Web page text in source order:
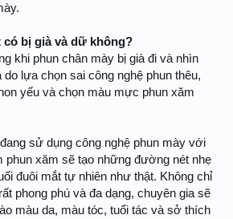
có bị già và dữ không?
khi phun chân mày bị già đi và nhìn
lựa chọn sai công nghệ phun thêu,
yếu và chọn màu mực phun xăm
sử dụng công nghệ phun mày với
phun xăm sẽ tạo những đường nét nhẹ
đuôi mắt tự nhiên như thật. Không chỉ
phong phú và đa dạng, chuyên gia sẽ
màu da, màu tóc, tuổi tác và sở thích